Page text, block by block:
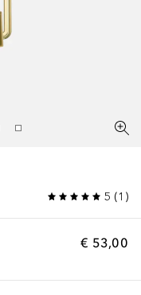
5 (1 )
€ 53,00